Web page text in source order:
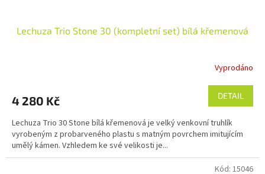
Lechuza Trio Stone 30 (kompletní set) bílá křemenová
Vyprodáno
4 280 Kč DETAIL
Lechuza Trio 30 Stone bílá křemenová je velký venkovní truhlík
vyrobeným z probarveného plastu s matným povrchem imitujícím
umělý kámen. Vzhledem ke své velikosti je...
Kód: 15046